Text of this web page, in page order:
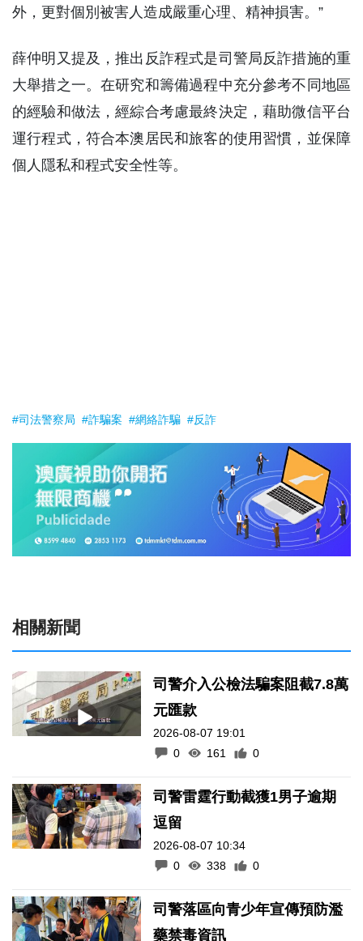
外，更對個別被害人造成嚴重心理、精神損害。”
薛仲明又提及，推出反詐程式是司警局反詐措施的重
大舉措之一。在研究和籌備過程中充分參考不同地區
的經驗和做法，經綜合考慮最終決定，藉助微信平台
運行程式，符合本澳居民和旅客的使用習慣，並保障
個人隱私和程式安全性等。
#司法警察局 #詐騙案 #網絡詐騙 #反詐
相關新聞
司警介入公檢法騙案阻截7.8萬
元匯款
2026-08-07 19:01
0
161 0
司警雷霆行動截獲1男子逾期
逗留
2026-08-07 10:34
0
338 0
司警落區向青少年宣傳預防濫
藥禁毒資訊